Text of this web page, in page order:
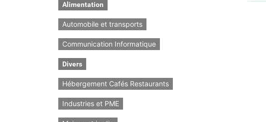
Alimentation
Automobile et transports
Communication Informatique
Divers
Hébergement Cafés Restaurants
Industries et PME